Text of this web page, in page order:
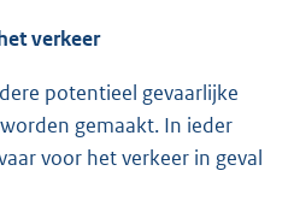
verkeer
potentieel gevaarlijke
gemaakt. In ieder
voor het verkeer in geval